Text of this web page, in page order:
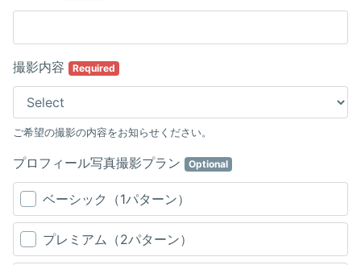
撮影内容 Required
ご希望の撮影の内容をお知らせください。
プロフィール写真撮影プラン Optional
ベーシック（1パターン）
プレミアム（2パターン）